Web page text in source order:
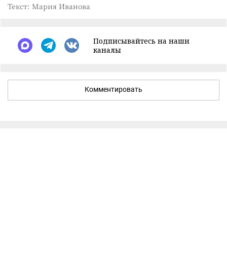
Текст: Мария Иванова
Подписывайтесь на наши
каналы
Комментировать